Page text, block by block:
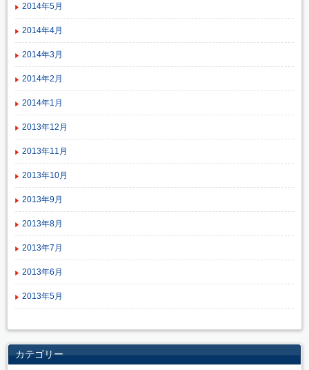
2014年5月
2014年4月
2014年3月
2014年2月
2014年1月
2013年12月
2013年11月
2013年10月
2013年9月
2013年8月
2013年7月
2013年6月
2013年5月
カテゴリー